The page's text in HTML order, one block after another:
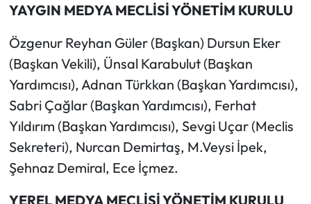
YAYGIN MEDYA MECLİSİ YÖNETİM KURULU
Özgenur Reyhan Güler (Başkan) Dursun Eker
(Başkan Vekili), Ünsal Karabulut (Başkan
Yardımcısı), Adnan Türkkan (Başkan Yardımcısı),
Sabri Çağlar (Başkan Yardımcısı), Ferhat
Yıldırım (Başkan Yardımcısı), Sevgi Uçar (Meclis
Sekreteri), Nurcan Demirtaş, M.Veysi İpek,
Şehnaz Demiral, Ece İçmez.
YEREL MEDYA MECLİSİ YÖNETİM KURULU